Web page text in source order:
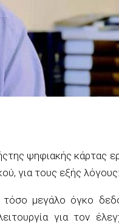
ςτης ψηφιακής κάρτας
για τους εξής λόγους:
μεγάλο όγκο
για τον